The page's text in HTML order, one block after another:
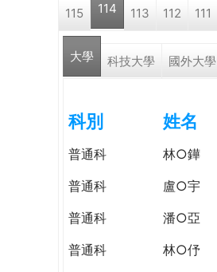
a
r
e
r
e
115 114 113 112 111
大學 科技大學 國外大學
科別 姓名
普通科 林○鏵
普通科
盧○宇
普通科
潘○亞
普通科
林○伃